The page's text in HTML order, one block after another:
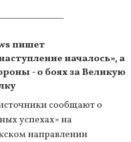
пишет
началось», а
- о боях за Великую
сообщают о
успехах» на
направлении